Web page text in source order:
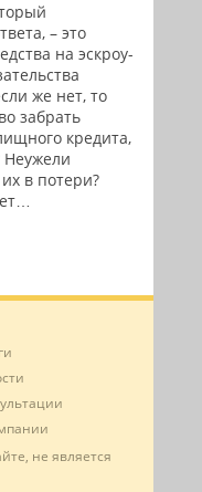
– это
на эскроу-
же нет, то
забрать
кредита,
Неужели
в потери?
не является